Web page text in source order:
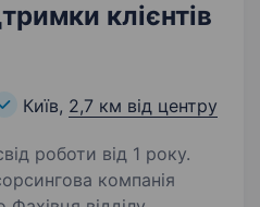
клієнтів
Київ, 2,7 км від центру
роботи від 1 року.